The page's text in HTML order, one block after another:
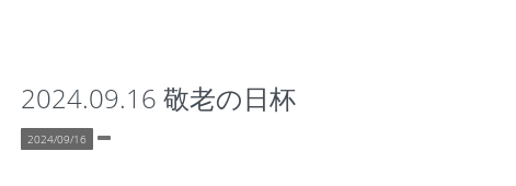
2024.09.16 敬老の日杯
2024/09/16